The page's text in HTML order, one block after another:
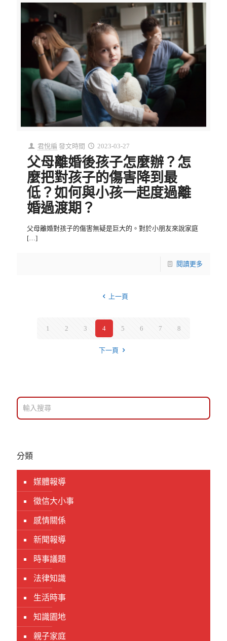
君悅編 發文時間 2023-03-27
父母離婚後孩子怎麼辦？怎
麼把對孩子的傷害降到最
低？如何與小孩一起度過離
婚過渡期？
父母離婚對孩子的傷害無疑是巨大的。對於小朋友來說家庭
[…]
閱讀更多
上一頁
1 2 3 4 5 6 7 8
下一頁
分類
媒體報導
徵信大小事
感情關係
新聞報導
時事議題
法律知識
生活時事
知識園地
親子家庭